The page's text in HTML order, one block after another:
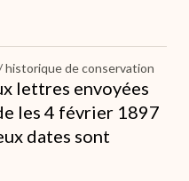
de conservation
lettres envoyées
les 4 février 1897
dates sont